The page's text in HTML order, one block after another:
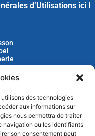
des technologies
aux informations sur
nous permettra de traiter
navigation ou les identifiants
son consentement peut
d’Utilisations ici !